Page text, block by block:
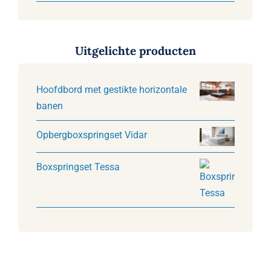
Uitgelichte producten
Hoofdbord met gestikte horizontale
banen
Opbergboxspringset Vidar
Boxspringset Tessa